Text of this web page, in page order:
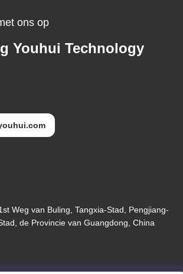
ons op
Youhui Technology
Weg van Buling, Tangxia-Stad, Pengjiang-
de Provincie van Guangdong, China